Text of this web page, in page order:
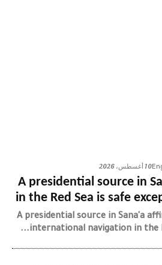
10 أغسطس، 2026
A presidential source in
in the Red Sea is safe
A presidential source in Sana'a
international navigation in the